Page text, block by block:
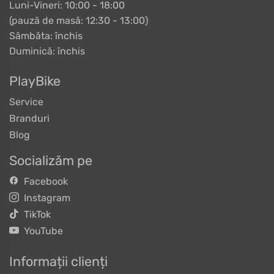
Luni-Vineri: 10:00 - 18:00
(pauză de masă: 12:30 - 13:00)
Sâmbăta: închis
Duminică: închis
PlayBike
Service
Branduri
Blog
Socializăm pe
Facebook
Instagram
TikTok
YouTube
Informații clienți